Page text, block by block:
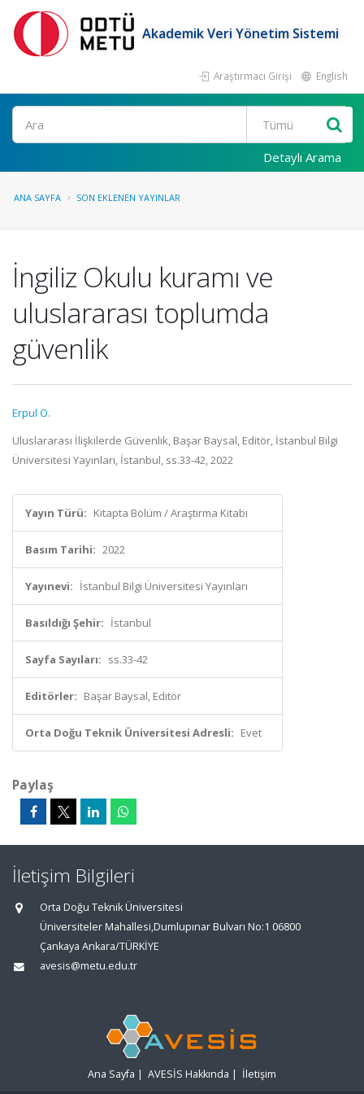
Akademik Veri Yönetim Sistemi
Araştırmacı Girişi English
Ara
Detaylı Arama
ANA SAYFA SON EKLENEN YAYINLAR
İngiliz Okulu kuramı ve
uluslararası toplumda
güvenlik
Erpul O.
Uluslararası İlişkilerde Güvenlik, Başar Baysal, Editör, İstanbul Bilgi
Üniversitesi Yayınları, İstanbul, ss.33-42, 2022
Yayın Türü: Kitapta Bölüm / Araştırma Kitabı
Basım Tarihi: 2022
Yayınevi: İstanbul Bilgi Üniversitesi Yayınları
Basıldığı Şehir: İstanbul
Sayfa Sayıları: ss.33-42
Editörler: Başar Baysal, Editör
Orta Doğu Teknik Üniversitesi Adresli: Evet
Paylaş
İletişim Bilgileri
Orta Doğu Teknik Üniversitesi
Üniversiteler Mahallesi,Dumlupınar Bulvarı No:1 06800
Çankaya Ankara/TÜRKİYE
avesis@metu.edu.tr
Ana Sayfa | AVESİS Hakkında | İletişim